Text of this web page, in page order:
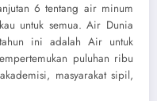
6 tentang air minum
untuk semua. Air Dunia
ini adalah Air untuk
puluhan ribu
masyarakat sipil,